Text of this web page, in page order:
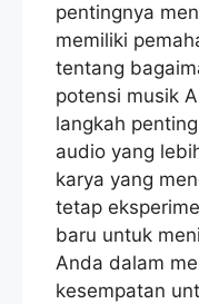
pentingnya
memiliki
tentang
potensi musik
langkah
audio yang
karya yang
tetap
baru untuk
Anda dalam
kesempatan